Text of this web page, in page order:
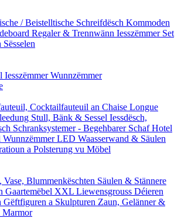
/ Beistelltische Schreifdësch Kommoden
Regaler & Trennwänn Iesszëmmer Set
Sësselen
IesszëmmerWunnzëmmer
Cocktailfauteuil an Chaise Longue
Stull, Bänk & Sessel Iessdësch,
Schranksystemer - Begehbarer SchafHotel
WunnzëmmerLED Waasserwand & Säulen
a Polsterung vu Möbel
Vase, Blummenkëschten Säulen & Stännere
Gaartemëbel XXL Liewensgrouss Déieren
Gëftfiguren a Skulpturen Zaun, Gelänner &
Marmor